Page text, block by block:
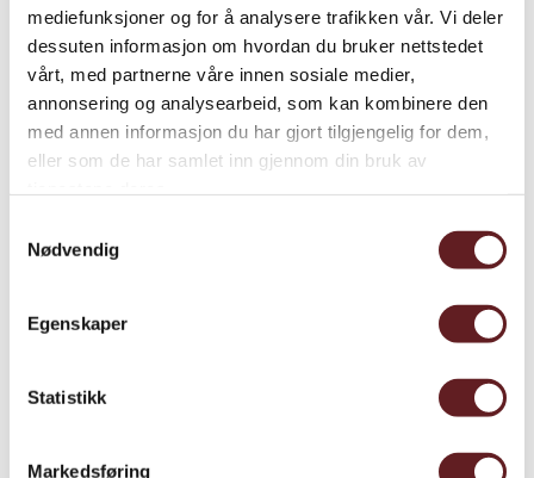
mediefunksjoner og for å analysere trafikken vår. Vi deler
dessuten informasjon om hvordan du bruker nettstedet
vårt, med partnerne våre innen sosiale medier,
annonsering og analysearbeid, som kan kombinere den
med annen informasjon du har gjort tilgjengelig for dem,
eller som de har samlet inn gjennom din bruk av
Nødvendig
Egenskaper
Statistikk
Markedsføring
Alder i 1814: 29 år gammel
Valgdistrikt:Jarlsberg grevskap
Blom var unionstilhenger av den innbitte sorten. På
Riksforsamlingens møter forholdt han seg for det meste
taus, men dette hindret ham ikke i erte på seg sine
embetsverket. I mer enn 20 år (1831-1857) var han
amtmann i Buskerud. I tillegg var han stortingsmann i